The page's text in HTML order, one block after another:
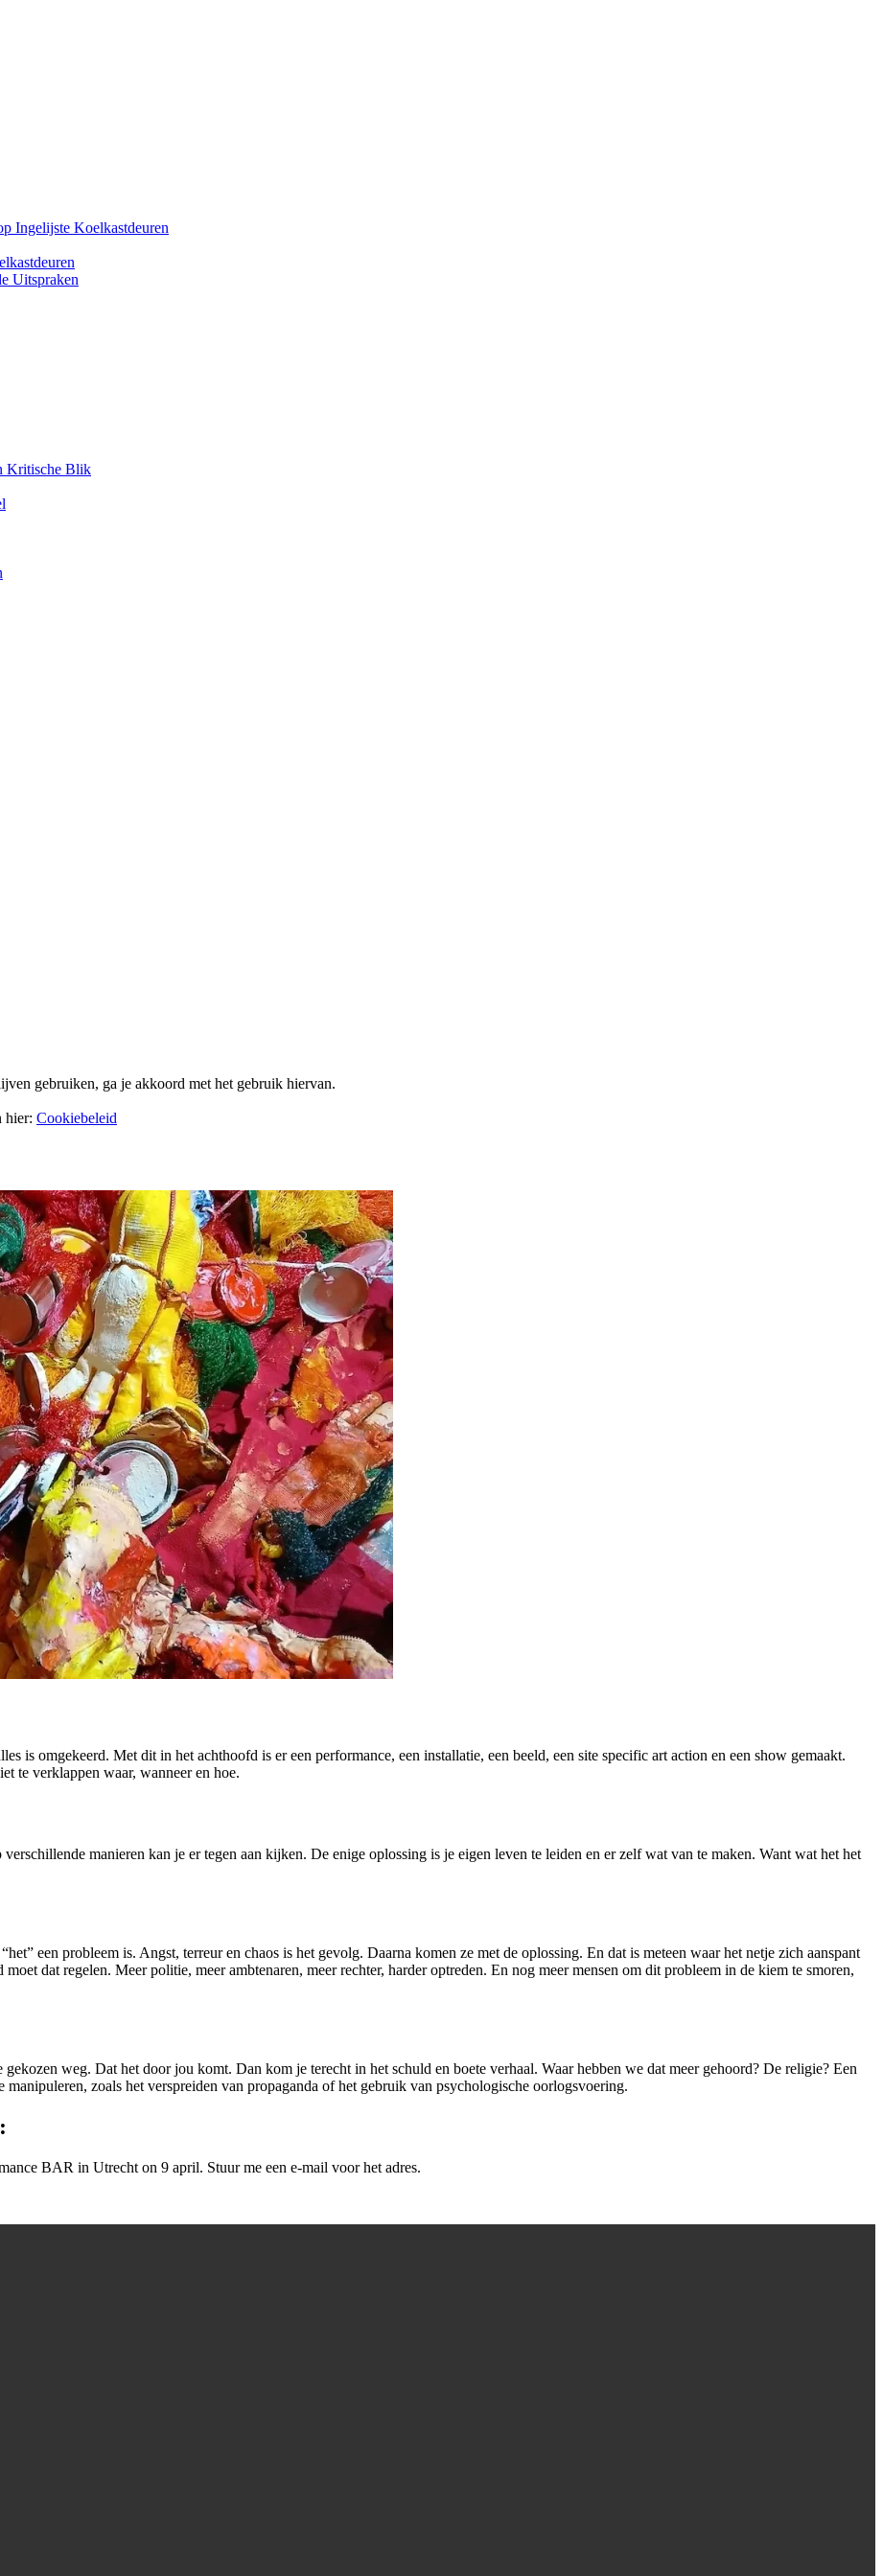
Ingelijste Koelkastdeuren
Uitspraken
Kritische Blik
gebruiken, ga je akkoord met het gebruik hiervan.
hier: Cookiebeleid
is omgekeerd. Met dit in het achthoofd is er een performance, een installatie, een beeld, een site specific art action en een show gemaakt.
te verklappen waar, wanneer en hoe.
manieren kan je er tegen aan kijken. De enige oplossing is je eigen leven te leiden en er zelf wat van te maken. Want wat het het
een probleem is. Angst, terreur en chaos is het gevolg. Daarna komen ze met de oplossing. En dat is meteen waar het netje zich aanspant
dat regelen. Meer politie, meer ambtenaren, meer rechter, harder optreden. En nog meer mensen om dit probleem in de kiem te smoren,
weg. Dat het door jou komt. Dan kom je terecht in het schuld en boete verhaal. Waar hebben we dat meer gehoord? De religie? Een
zoals het verspreiden van propaganda of het gebruik van psychologische oorlogsvoering.
BAR in Utrecht on 9 april. Stuur me een e-mail voor het adres.